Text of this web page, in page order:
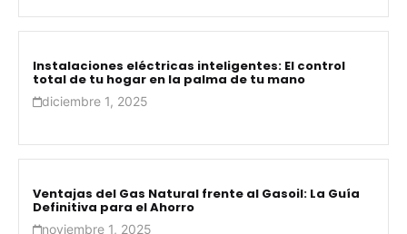
Instalaciones eléctricas inteligentes: El control
total de tu hogar en la palma de tu mano
diciembre 1, 2025
Ventajas del Gas Natural frente al Gasoil: La Guía
Definitiva para el Ahorro
noviembre 1, 2025